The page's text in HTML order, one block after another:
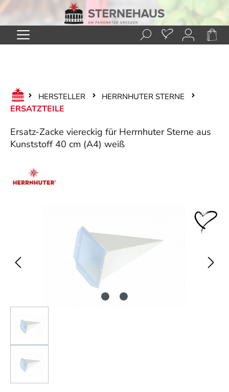
Zum Hauptinhalt springen
HERSTELLER HERRNHUTER STERNE
ERSATZTEILE
Ersatz-Zacke viereckig für Herrnhuter Sterne aus
Kunststoff 40 cm (A4) weiß